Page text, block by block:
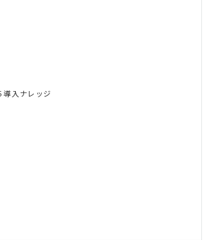
入ナレッジ